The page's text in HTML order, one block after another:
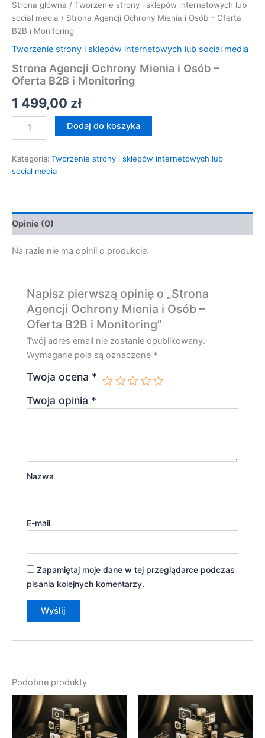
Strona główna / Tworzenie strony i sklepów internetowych lub
social media / Strona Agencji Ochrony Mienia i Osób – Oferta
B2B i Monitoring
Tworzenie strony i sklepów internetowych lub social media
Strona Agencji Ochrony Mienia i Osób –
Oferta B2B i Monitoring
1 499,00 zł
Dodaj do koszyka
Kategoria: Tworzenie strony i sklepów internetowych lub
social media
Opinie (0)
Na razie nie ma opinii o produkcie.
Napisz pierwszą opinię o „Strona
Agencji Ochrony Mienia i Osób –
Oferta B2B i Monitoring”
Twój adres email nie zostanie opublikowany.
Wymagane pola są oznaczone *
Twoja ocena *
Twoja opinia *
Nazwa
E-mail
Zapamiętaj moje dane w tej przeglądarce podczas
pisania kolejnych komentarzy.
Podobne produkty